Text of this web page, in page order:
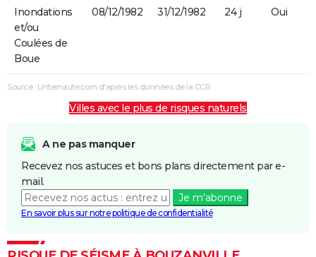
Inondations
et/ou
Coulées de
Boue
08/12/1982 31/12/1982 24 j Oui
Source : Linternaute.com d'après les données de la CCR
Villes avec le plus de risques naturels
A ne pas manquer
Recevez nos astuces et bons plans directement par e-
mail.
Je m'abonne
En savoir plus sur notre politique de confidentialité